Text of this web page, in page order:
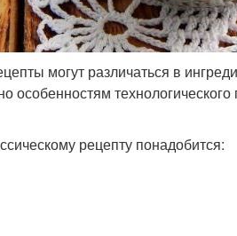
могут различаться в
особенностям
рецепту понадобится: